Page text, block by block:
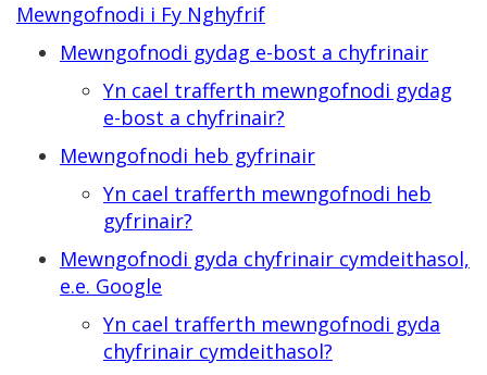
Mewngofnodi i Fy Nghyfrif
Mewngofnodi gydag e-bost a chyfrinair
Yn cael trafferth mewngofnodi gydag
e-bost a chyfrinair?
Mewngofnodi heb gyfrinair
Yn cael trafferth mewngofnodi heb
gyfrinair?
Mewngofnodi gyda chyfrinair cymdeithasol,
e.e. Google
Yn cael trafferth mewngofnodi gyda
chyfrinair cymdeithasol?